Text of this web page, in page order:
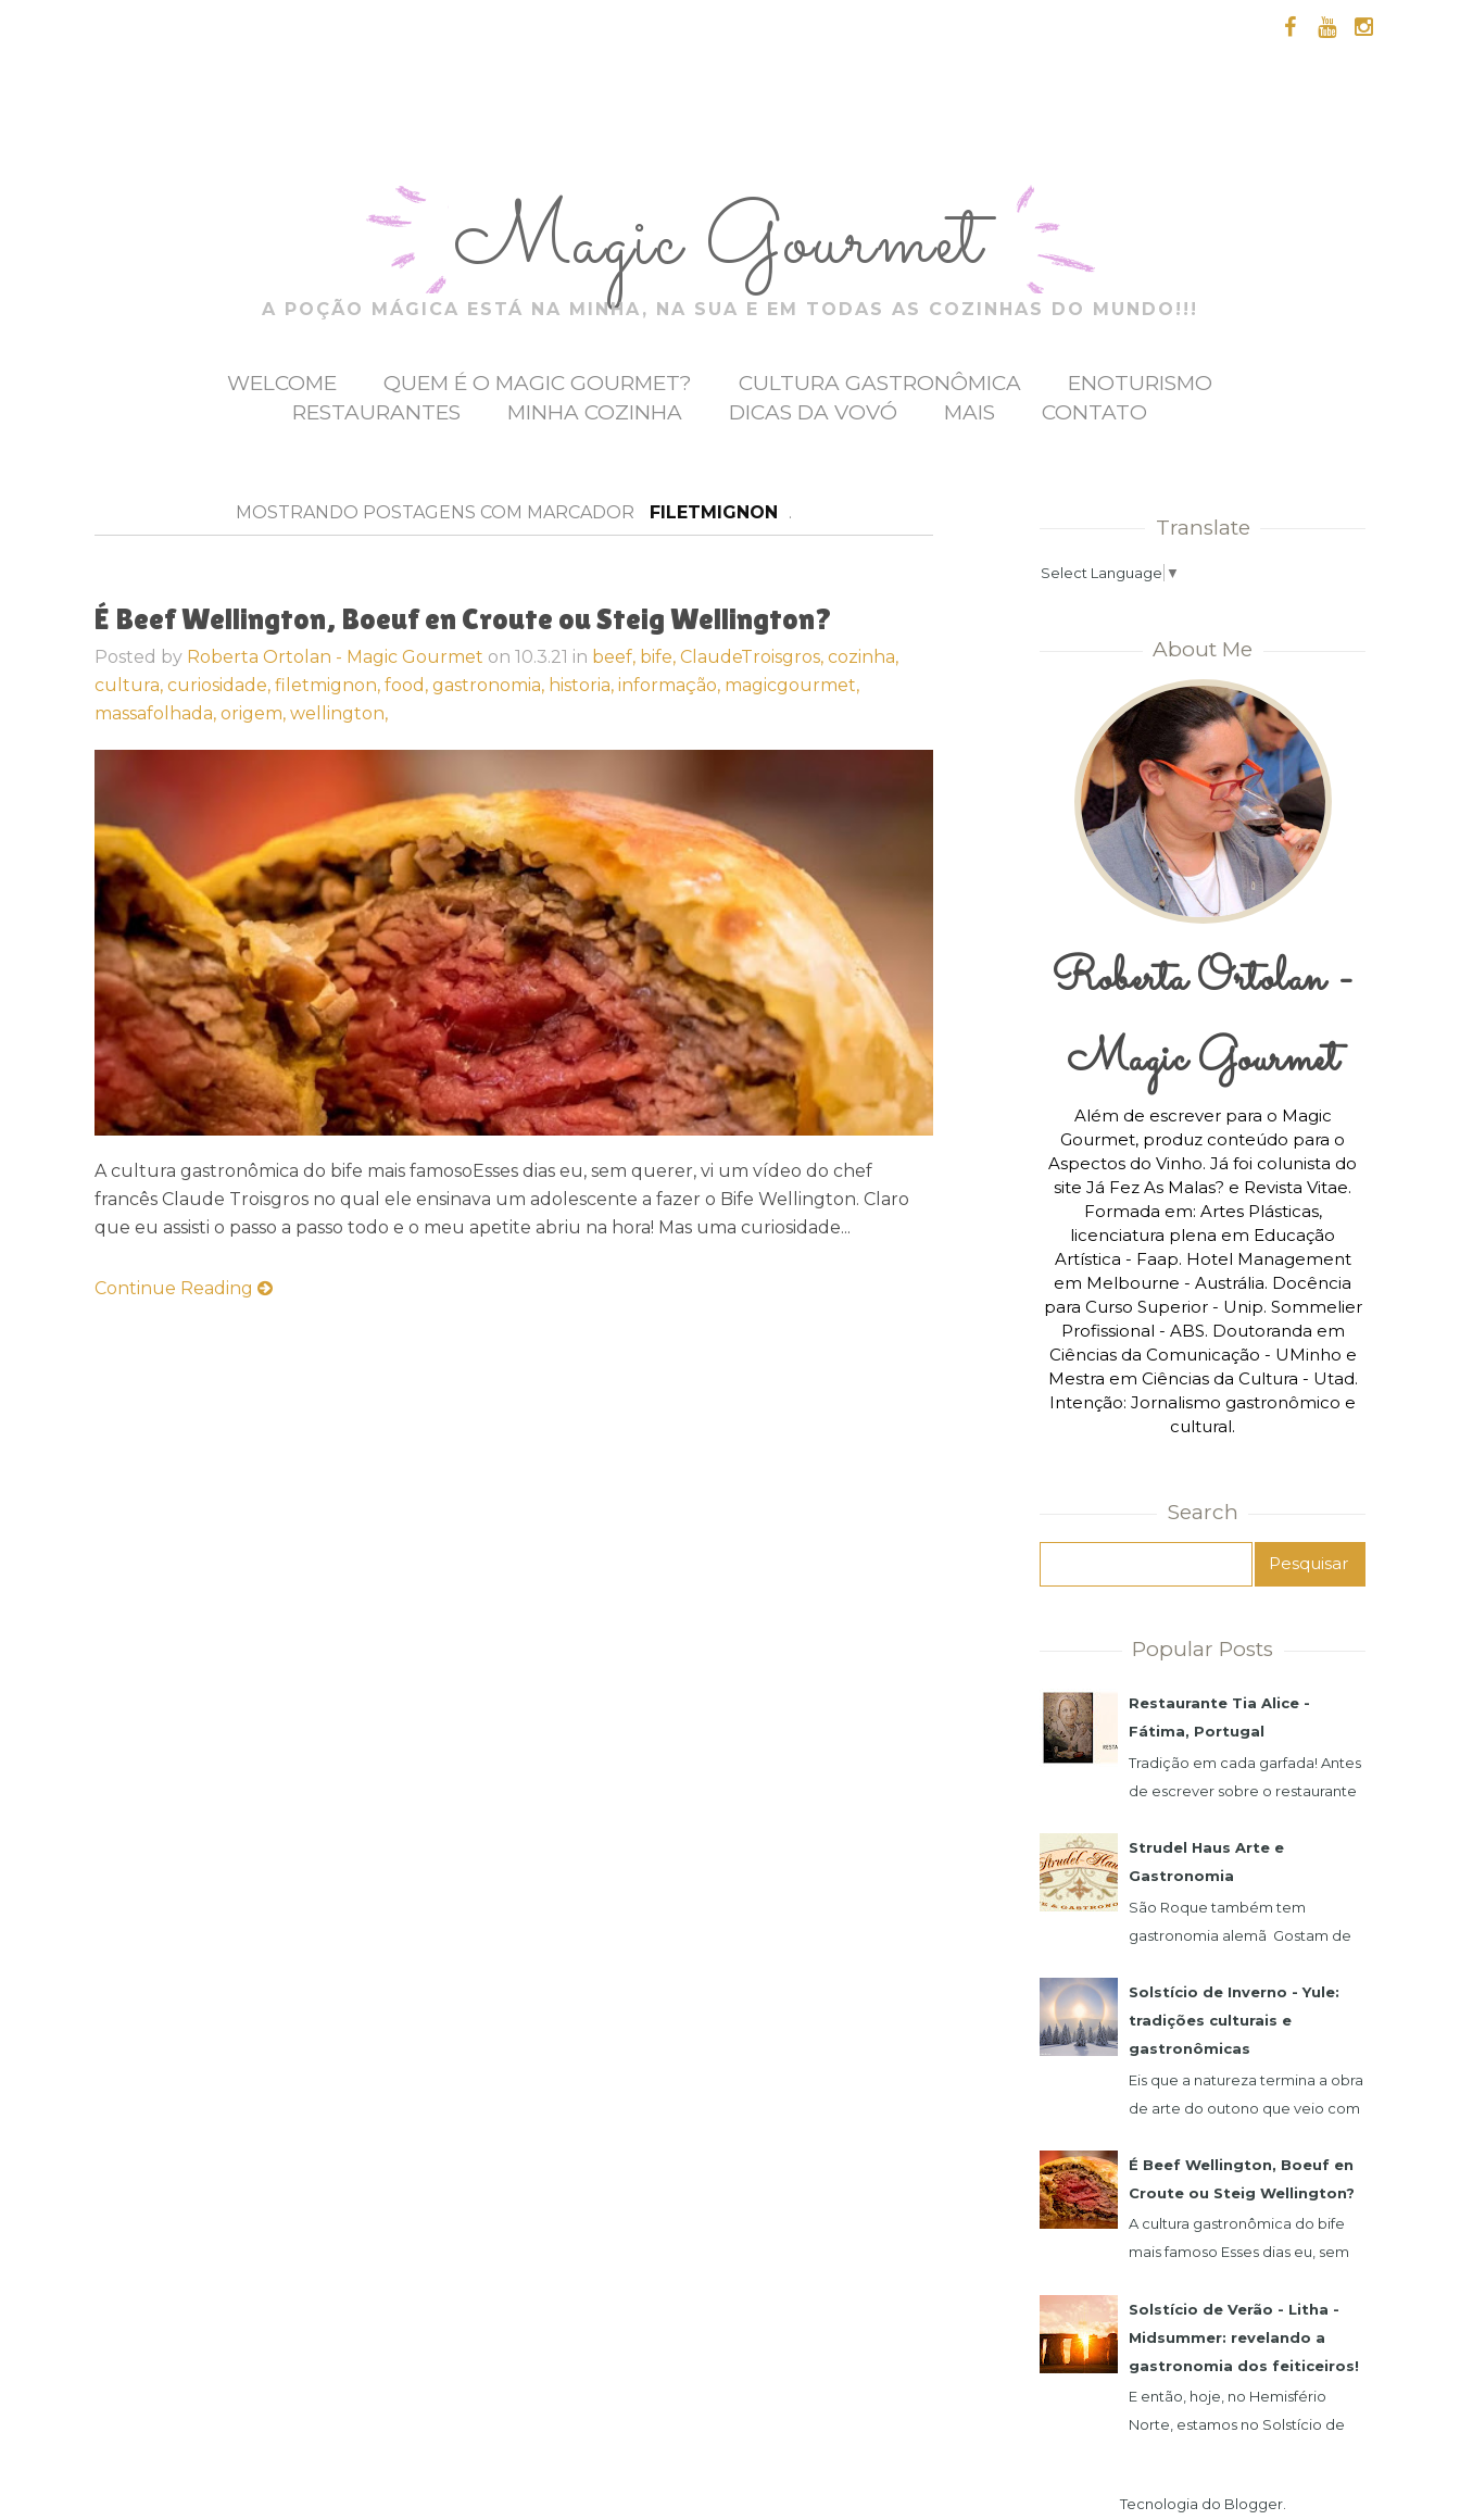
Magic Gourmet
A POÇÃO MÁGICA ESTÁ NA MINHA, NA SUA E EM TODAS AS COZINHAS DO MUNDO!!!
WELCOME QUEM É O MAGIC GOURMET? CULTURA GASTRONÔMICA
ENOTURISMO
RESTAURANTES
MINHA COZINHA DICAS DA VOVÓ MAIS CONTATO
MOSTRANDO POSTAGENS COM MARCADOR FILETMIGNON .
É Beef Wellington, Boeuf en Croute ou Steig Wellington?
Posted by Roberta Ortolan - Magic Gourmet on 10.3.21 in beef, bife, ClaudeTroisgros, cozinha,
cultura, curiosidade, filetmignon, food, gastronomia, historia, informação, magicgourmet,
massafolhada, origem, wellington,
A cultura gastronômica do bife mais famosoEsses dias eu, sem querer, vi um vídeo do chef
francês Claude Troisgros no qual ele ensinava um adolescente a fazer o Bife Wellington. Claro
que eu assisti o passo a passo todo e o meu apetite abriu na hora! Mas uma curiosidade...
Continue Reading
Translate
Select Language ▼
About Me
Roberta Ortolan -
Magic Gourmet
Além de escrever para o Magic
Gourmet, produz conteúdo para o
Aspectos do Vinho. Já foi colunista do
site Já Fez As Malas? e Revista Vitae.
Formada em: Artes Plásticas,
licenciatura plena em Educação
Artística - Faap. Hotel Management
em Melbourne - Austrália. Docência
para Curso Superior - Unip. Sommelier
Profissional - ABS. Doutoranda em
Ciências da Comunicação - UMinho e
Mestra em Ciências da Cultura - Utad.
Intenção: Jornalismo gastronômico e
cultural.
Search
Popular Posts
Restaurante Tia Alice -
Fátima, Portugal
Tradição em cada garfada! Antes
de escrever sobre o restaurante
agradecer imensamente pela
atenção de seu filho,...
Strudel Haus Arte e
Gastronomia
São Roque também tem
gastronomia alemã Gostam de
de um restaurante que fica na
região de São Roque, o qua...
Solstício de Inverno - Yule:
tradições culturais e
gastronômicas
Eis que a natureza termina a obra
de arte do outono que veio com
vermelho, laranja e amarelo. 21
de dezembro abre as...
É Beef Wellington, Boeuf en
Croute ou Steig Wellington?
A cultura gastronômica do bife
mais famoso Esses dias eu, sem
francês Claude Troisgros no qual
ele ensinava um a...
Solstício de Verão - Litha -
Midsummer: revelando a
gastronomia dos feiticeiros!
E então, hoje, no Hemisfério
Norte, estamos no Solstício de
do ano. Momento ...
Tecnologia do Blogger.